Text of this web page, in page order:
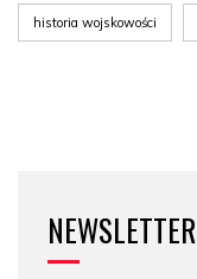
historia wojskowości
NEWSLETTER